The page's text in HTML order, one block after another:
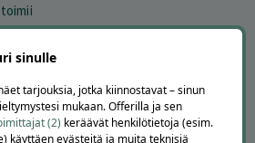
sinulle
tarjouksia, jotka kiinnostavat – sinun
mukaan. Offerilla ja sen
(2) keräävät henkilötietoja (esim.
käyttäen evästeitä ja muita teknisiä